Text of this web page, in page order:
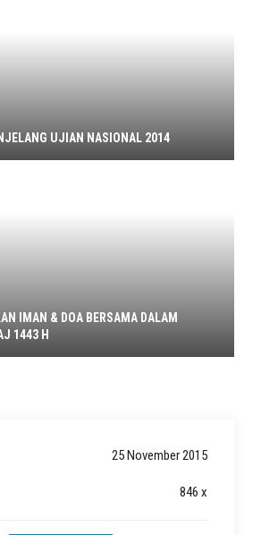
UJIAN NASIONAL 2014
IMAN & DOA BERSAMA DALAM
1443 H
25 November 2015
846 x